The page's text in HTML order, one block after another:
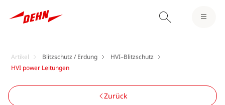
Artikel Blitzschutz / Erdung
HVI–Blitzschutz
HVI power Leitungen
Zurück